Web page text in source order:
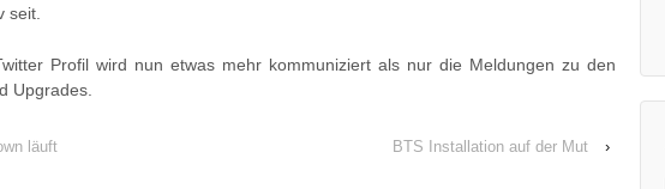
seit.
Profil wird nun etwas mehr kommuniziert als nur die Meldungen zu den
Upgrades.
läuft BTS Installation auf der Mut ›